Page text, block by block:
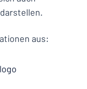
aus: